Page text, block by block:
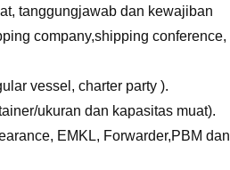
tanggungjawab dan kewajiban
company,shipping conference,
vessel, charter party ).
ukuran dan kapasitas muat).
EMKL, Forwarder,PBM dan